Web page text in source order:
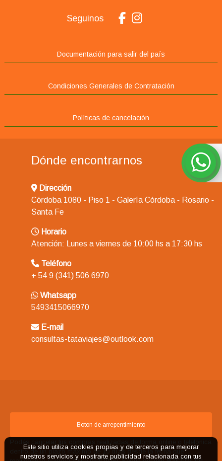
Seguinos
Documentación para salir del país
Condiciones Generales de Contratación
Políticas de cancelación
Dónde encontrarnos
Dirección
Córdoba 1080 - Piso 1 - Galería Córdoba - Rosario -
Santa Fe
Horario
Atención: Lunes a viernes de 10:00 hs a 17:30 hs
Teléfono
+ 54 9 (341) 506 6970
Whatsapp
5493415066970
E-mail
consultas-tataviajes@outlook.com
Boton de arrepentimiento
dentro de un plazo máximo de 10 días desde la fecha que
Este sitio utiliza cookies propias y de terceros para mejorar
nuestros servicios y mostrarte publicidad relacionada con tus